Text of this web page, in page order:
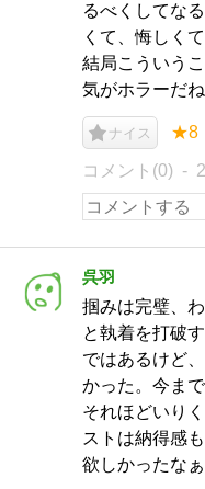
るべくしてな
くて、悔しく
結局こういう
気がホラーだね
ナイス ★8
コメント(0)
呉羽
掴みは完璧、
と執着を打破
ではあるけど
かった。今ま
それほどいり
ストは納得感
欲しかったなぁ